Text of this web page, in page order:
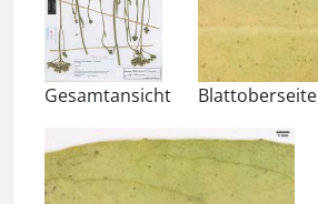
Gesamtansicht Blattoberseite